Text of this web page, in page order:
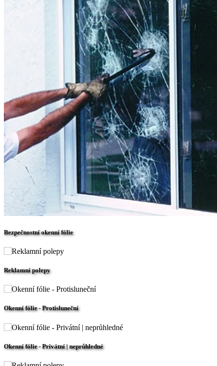
Bezpečnostní okenní fólie
Reklamní polepy
Okenní fólie - Protisluneční
Okenní fólie - Privátní | neprůhledné